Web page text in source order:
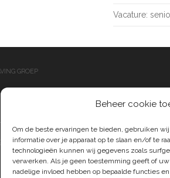
Beheer cookie
Om de beste ervaringen te bieden, gebruiken
informatie over je apparaat op te slaan en/of te
technologieën kunnen wij gegevens zoals
verwerken. Als je geen toestemming geeft of
nadelige invloed hebben op bepaalde functies
Vacature:
GROEP